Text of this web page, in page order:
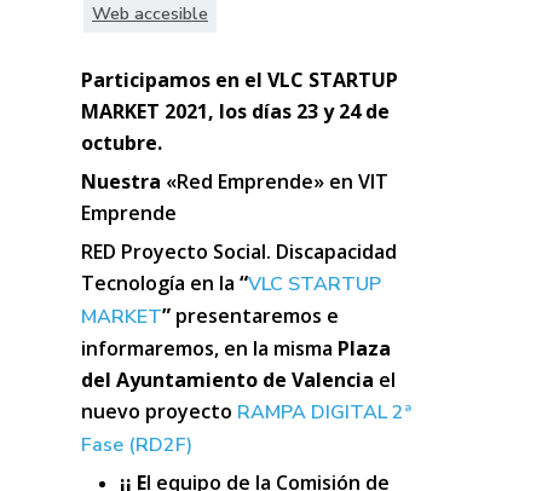
Web accesible
Participamos en el VLC STARTUP
MARKET 2021, los días 23 y 24 de
octubre.
Nuestra «Red Emprende» en VIT
Emprende
RED Proyecto Social. Discapacidad
Tecnología en la “VLC STARTUP
MARKET” presentaremos e
informaremos, en la misma Plaza
del Ayuntamiento de Valencia el
nuevo proyecto RAMPA DIGITAL 2ª
Fase (RD2F)
¡¡ El equipo de la Comisión de